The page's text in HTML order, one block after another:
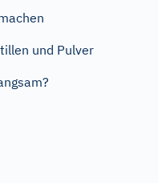
und Pulver